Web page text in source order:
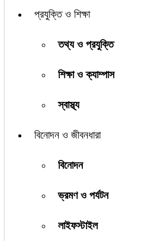
প্রযুক্তি ও শিক্ষা
তথ্য ও প্রযুক্তি
শিক্ষা ও ক্যাম্পাস
স্বাস্থ্য
বিনোদন ও জীবনধারা
বিনোদন
ভ্রমণ ও পর্যটন
লাইফস্টাইল